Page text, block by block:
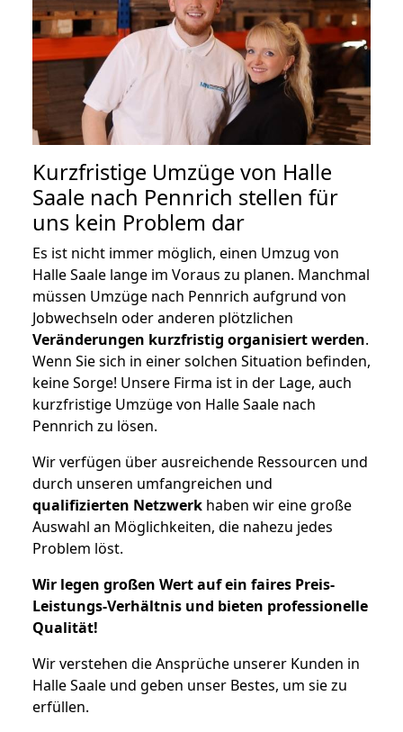
Kurzfristige Umzüge von Halle
Saale nach Pennrich stellen für
uns kein Problem dar
Es ist nicht immer möglich, einen Umzug von
Halle Saale lange im Voraus zu planen. Manchmal
müssen Umzüge nach Pennrich aufgrund von
Jobwechseln oder anderen plötzlichen
Veränderungen kurzfristig organisiert werden.
Wenn Sie sich in einer solchen Situation befinden,
keine Sorge! Unsere Firma ist in der Lage, auch
kurzfristige Umzüge von Halle Saale nach
Pennrich zu lösen.
Wir verfügen über ausreichende Ressourcen und
durch unseren umfangreichen und
qualifizierten Netzwerk haben wir eine große
Auswahl an Möglichkeiten, die nahezu jedes
Problem löst.
Wir legen großen Wert auf ein faires Preis-
Leistungs-Verhältnis und bieten professionelle
Qualität!
Wir verstehen die Ansprüche unserer Kunden in
Halle Saale und geben unser Bestes, um sie zu
erfüllen.